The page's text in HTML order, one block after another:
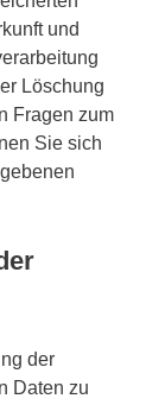
und
Löschung
Fragen zum
Sie sich
der
Daten zu